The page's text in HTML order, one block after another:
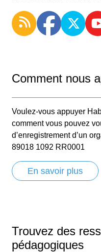
Comment nous
Voulez-vous appuyer
comment vous pouvez
d’enregistrement d’un
89018 1092 RR0001
En savoir plus
Trouvez des
pédagogiques